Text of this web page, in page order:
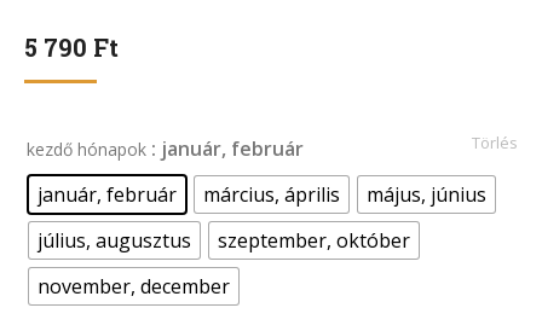
5 790 Ft
kezdő hónapok : január, február
január, február
március, április
május, június
július, augusztus
szeptember, október
november, december
Törlés